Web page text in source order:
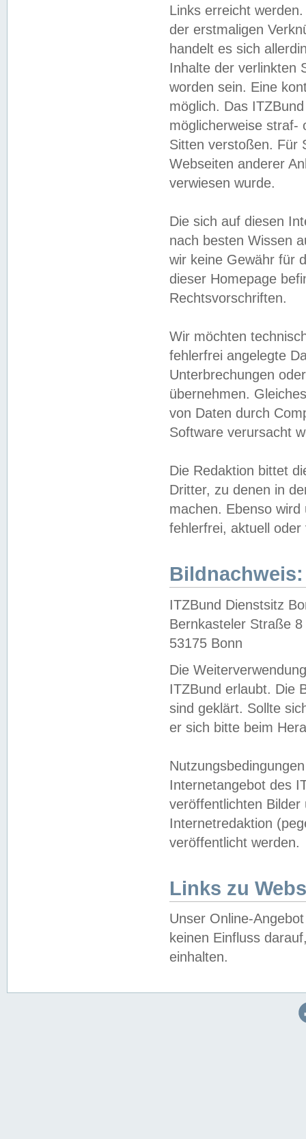
Links erreicht
der erstmaligen
handelt es sich
Inhalte der verlinkten
worden sein. Eine
möglich. Das
möglicherweise straf-
Sitten verstoßen. Für
Webseiten anderer
verwiesen wurde.
Die sich auf diesen
nach besten Wissen
wir keine Gewähr für
dieser Homepage
Rechtsvorschriften.
Wir möchten
fehlerfrei angelegte
Unterbrechungen
übernehmen.
von Daten durch
Software verursacht
Die Redaktion bittet
Dritter, zu denen in
machen. Ebenso
fehlerfrei, aktuell oder
Bildnachweis:
ITZBund Dienstsitz
Bernkasteler Straße 8
53175 Bonn
Die
ITZBund erlaubt. Die
sind geklärt. Sollte
er sich bitte beim
Internetangebot des
veröffentlichten
Internetredaktion
veröffentlicht werden.
Links zu
Unser Online-
keinen Einfluss
einhalten.